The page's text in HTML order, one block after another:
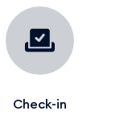
Check-in